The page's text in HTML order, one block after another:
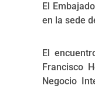
El
en la sede
El
Francisco
Negocio